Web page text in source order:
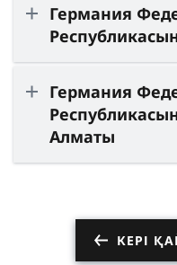
Германия
Германия
Алматы
КЕРІ